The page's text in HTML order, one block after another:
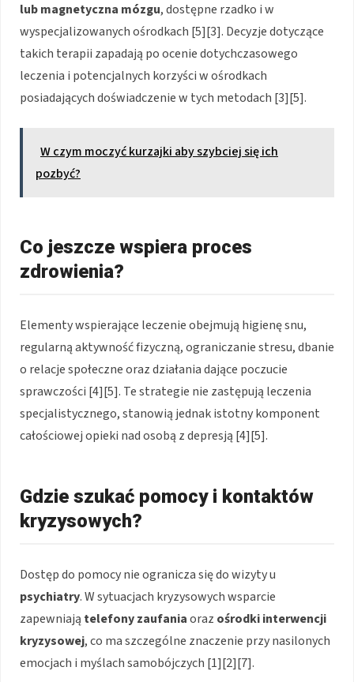
lub magnetyczna mózgu, dostępne rzadko i w
wyspecjalizowanych ośrodkach [5][3]. Decyzje dotyczące
takich terapii zapadają po ocenie dotychczasowego
leczenia i potencjalnych korzyści w ośrodkach
posiadających doświadczenie w tych metodach [3][5].
W czym moczyć kurzajki aby szybciej się ich
pozbyć?
Co jeszcze wspiera proces
zdrowienia?
Elementy wspierające leczenie obejmują higienę snu,
regularną aktywność fizyczną, ograniczanie stresu, dbanie
o relacje społeczne oraz działania dające poczucie
sprawczości [4][5]. Te strategie nie zastępują leczenia
specjalistycznego, stanowią jednak istotny komponent
całościowej opieki nad osobą z depresją [4][5].
Gdzie szukać pomocy i kontaktów
kryzysowych?
Dostęp do pomocy nie ogranicza się do wizyty u
psychiatry. W sytuacjach kryzysowych wsparcie
zapewniają telefony zaufaniaoraz ośrodki interwencji
kryzysowej, co ma szczególne znaczenie przy nasilonych
emocjach i myślach samobójczych [1][2][7].